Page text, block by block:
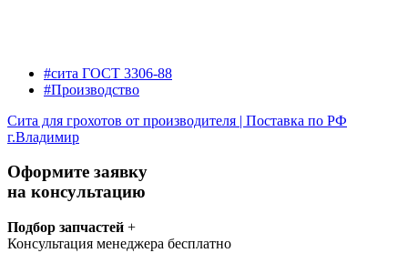
#сита ГОСТ 3306-88
#Производство
Сита для грохотов от производителя | Поставка по РФ
г.Владимир
Оформите заявку
на консультацию
Подбор запчастей +
Консультация менеджера бесплатно